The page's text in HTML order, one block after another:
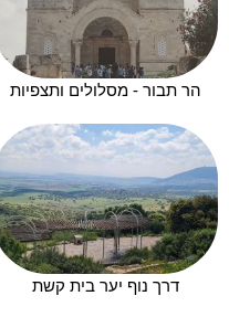
הר תבור - מסלולים ותצפיות
דרך נוף יער בית קשת